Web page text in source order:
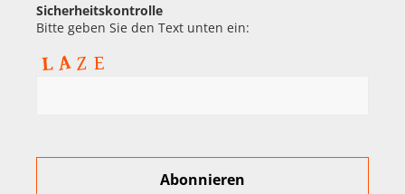
Sicherheitskontrolle
Bitte geben Sie den Text unten ein: